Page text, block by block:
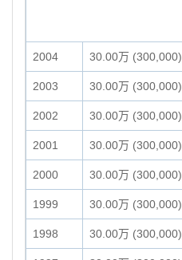
2004 30.00万 (300,000)
2003 30.00万 (300,000)
2002 30.00万 (300,000)
2001 30.00万 (300,000)
2000 30.00万 (300,000)
1999 30.00万 (300,000)
1998 30.00万 (300,000)